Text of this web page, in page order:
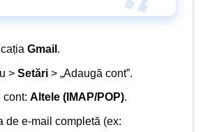
Gmail .
> Setări> „Adaugă cont”.
cont: Altele (IMAP/POP).
de e-mail completă (ex: